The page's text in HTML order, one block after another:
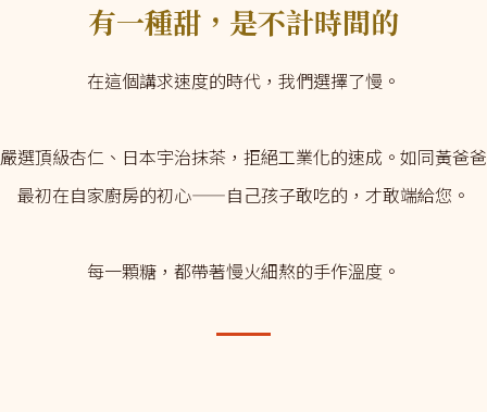
有一種甜，是不計時間的
在這個講求速度的時代，我們選擇了慢。
嚴選頂級杏仁、日本宇治抹茶，拒絕工業化的速成。如同黃爸爸
最初在自家廚房的初心——自己孩子敢吃的，才敢端給您。
每一顆糖，都帶著慢火細熬的手作溫度。